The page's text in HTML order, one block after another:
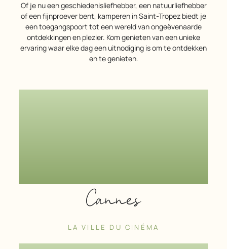
Of je nu een geschiedenisliefhebber, een natuurliefhebber
of een fijnproever bent, kamperen in Saint-Tropez biedt je
een toegangspoort tot een wereld van ongeëvenaarde
ontdekkingen en plezier. Kom genieten van een unieke
ervaring waar elke dag een uitnodiging is om te ontdekken
en te genieten.
Cannes
LA VILLE DU CINÉMA